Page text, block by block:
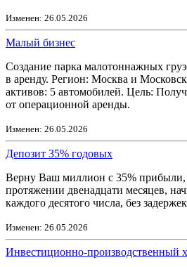
Изменен: 26.05.2026
Малый бизнес
Создание парка малотоннажных
в аренду. Регион: Москва и
активов: 5 автомобилей. Цель:
от операционной аренды.
Изменен: 26.05.2026
Депозит 35% годовых
Верну Ваш миллион с 35% прибыли,
протяжении двенадцати месяцев,
каждого десятого числа, без
Изменен: 26.05.2026
Инвестиционно-производственный